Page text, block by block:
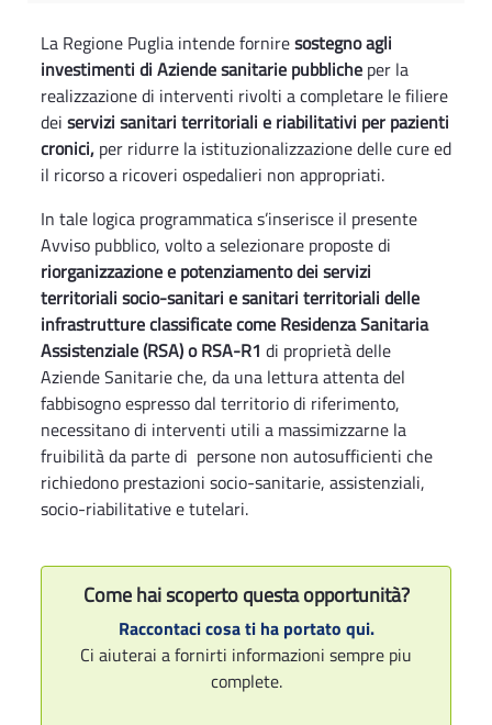
La Regione Puglia intende forniresostegno agli
investimenti di Aziende sanitarie pubbliche per la
realizzazione di interventi rivolti a completare le filiere
dei servizi sanitari territoriali e riabilitativi per pazienti
cronici, per ridurre la istituzionalizzazione delle cure ed
il ricorso a ricoveri ospedalieri non appropriati.
In tale logica programmatica s’inserisce il presente
Avviso pubblico, volto a selezionare proposte di
riorganizzazione e potenziamento dei servizi
territoriali socio-sanitari e sanitari territoriali delle
infrastrutture classificate come Residenza Sanitaria
Assistenziale (RSA) o RSA-R1 di proprietà delle
Aziende Sanitarie che, da una lettura attenta del
fabbisogno espresso dal territorio di riferimento,
necessitano di interventi utili a massimizzarne la
fruibilità da parte di persone non autosufficienti che
richiedono prestazioni socio-sanitarie, assistenziali,
socio-riabilitative e tutelari.
Come hai scoperto questa opportunità?
Raccontaci cosa ti ha portato qui.
Ci aiuterai a fornirti informazioni sempre piu
complete.